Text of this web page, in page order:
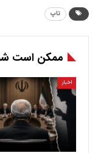
تاپ
ممکن است
اخبار